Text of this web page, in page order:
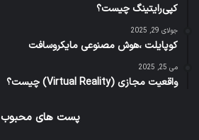
کپی‌رایتینگ چیست؟
جولای 29, 2025
کوپایلت ،هوش مصنوعی مایکروسافت
می 25, 2025
واقعیت مجازی (Virtual Reality) چیست؟
پست های محبوب